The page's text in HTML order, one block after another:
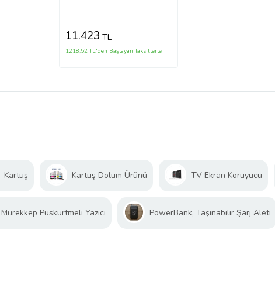
11.423 TL
1218,52 TL'den Başlayan Taksitlerle
Kartuş Kartuş Dolum Ürünü TV Ekran Koruyucu
Mürekkep Püskürtmeli Yazıcı PowerBank, Taşınabilir Şarj Aleti